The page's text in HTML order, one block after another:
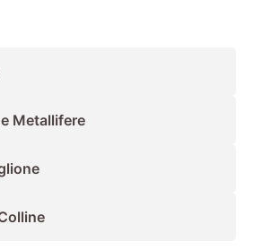
Metallifere